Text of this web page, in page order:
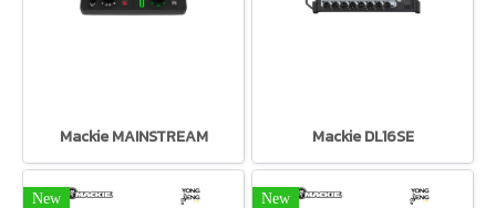
Mackie MAINSTREAM Mackie DL16SE
New New